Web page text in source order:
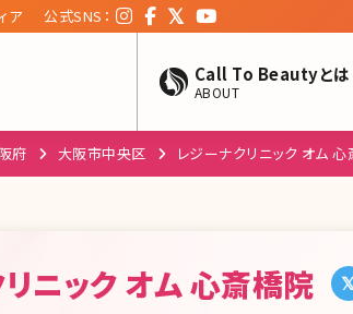
ア 公式SNS：
Call To Beautyとは
ABOUT
府 大阪市中央区 レジーナクリニック オム
ニック オム 心斎橋院